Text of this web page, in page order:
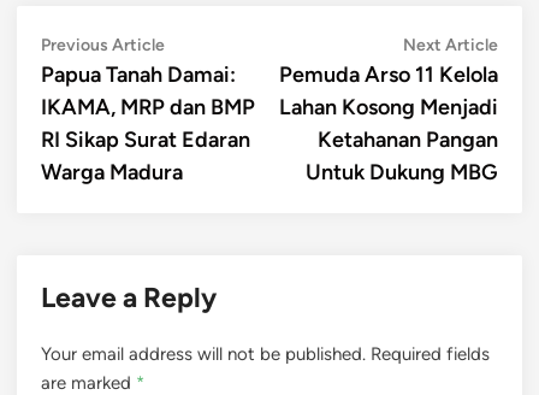
Post
navigation
Previous ArticlePrevious
article:
Papua Tanah Damai:
IKAMA, MRP dan BMP
RI Sikap Surat Edaran
Warga Madura
Next ArticleNext
Pemuda Arso 11 Kelola
Lahan Kosong Menjadi
Ketahanan Pangan
Untuk Dukung MBG
Leave a Reply
Your email address will not be published. Required fields
are marked *